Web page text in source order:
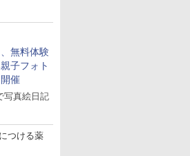
無料体験
子フォト
催
写真絵日記
つける薬